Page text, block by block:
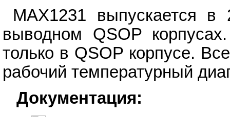
MAX1231 выпускается
выводном QSOP
только в QSOP корпусе.
рабочий температурный
Документация: